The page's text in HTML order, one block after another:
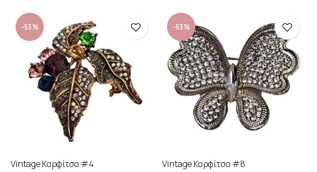
-53%
Vintage Καρφίτσα #4
-53%
Vintage Καρφίτσα #8